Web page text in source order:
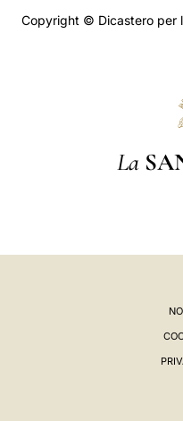
Copyright © Dicastero per
La